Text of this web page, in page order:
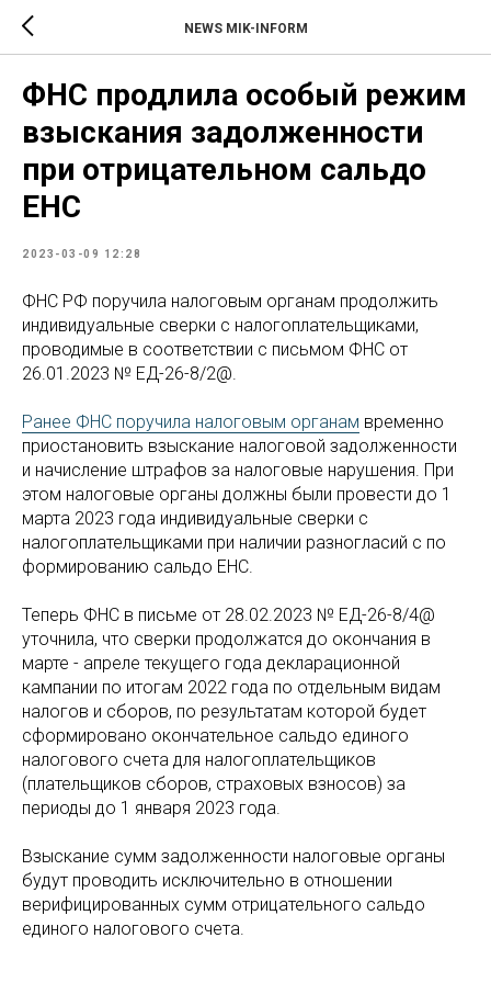
NEWS MIK-INFORM
ФНС продлила особый режим
взыскания задолженности
при отрицательном сальдо
ЕНС
2023-03-09 12:28
ФНС РФ поручила налоговым органам продолжить
индивидуальные сверки с налогоплательщиками,
проводимые в соответствии с письмом ФНС от
26.01.2023 № ЕД-26-8/2@.
Ранее ФНС поручила налоговым органам временно
приостановить взыскание налоговой задолженности
и начисление штрафов за налоговые нарушения. При
этом налоговые органы должны были провести до 1
марта 2023 года индивидуальные сверки с
налогоплательщиками при наличии разногласий с по
формированию сальдо ЕНС.
Теперь ФНС в письме от 28.02.2023 № ЕД-26-8/4@
уточнила, что сверки продолжатся до окончания в
марте - апреле текущего года декларационной
кампании по итогам 2022 года по отдельным видам
налогов и сборов, по результатам которой будет
сформировано окончательное сальдо единого
налогового счета для налогоплательщиков
(плательщиков сборов, страховых взносов) за
периоды до 1 января 2023 года.
Взыскание сумм задолженности налоговые органы
будут проводить исключительно в отношении
верифицированных сумм отрицательного сальдо
единого налогового счета.